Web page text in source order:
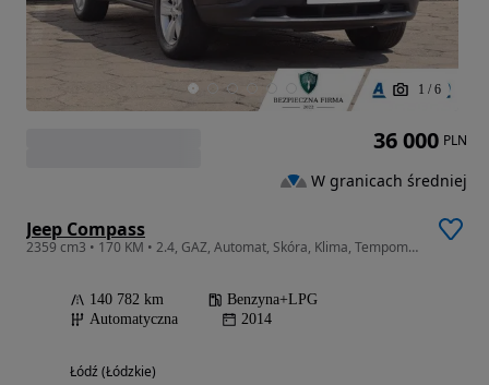
1 / 6
Jeep Compass
2359 cm3 • 170 KM • 2.4, GAZ, Automat, Skóra, Klima, Tempomat, Parktronic,
140 782 km
Benzyna+LPG
Automatyczna
2014
Łódź (Łódzkie)
36 000 PLN
W granicach średniej